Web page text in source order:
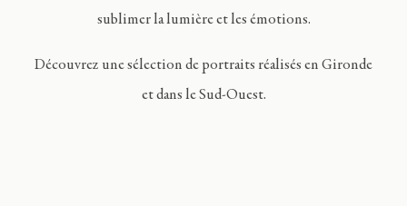
sublimer la lumière et les émotions.
Découvrez une sélection de portraits réalisés en Gironde
et dans le Sud-Ouest.